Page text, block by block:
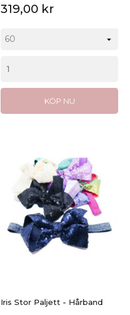
319,00 kr
KÖP NU
Iris Stor Paljett - Hårband